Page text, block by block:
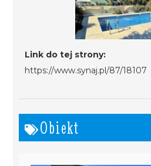
Link do tej strony:
https://www.synaj.pl/87/18107
Obiekt